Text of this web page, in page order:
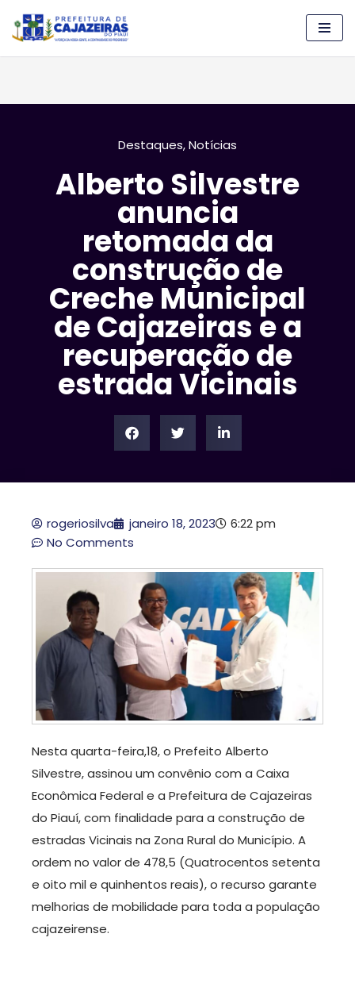
Pular
para
Destaques,Notícias
Alberto Silvestre
anuncia
retomada da
construção de
Creche Municipal
de Cajazeiras e a
recuperação de
estrada Vicinais
rogeriosilva janeiro 18, 2023
6:22 pm
No Comments
Nesta quarta-feira,18, o Prefeito Alberto
Silvestre, assinou um convênio com a Caixa
Econômica Federal e a Prefeitura de Cajazeiras
do Piauí, com finalidade para a construção de
estradas Vicinais na Zona Rural do Município. A
ordem no valor de 478,5 (Quatrocentos setenta
e oito mil e quinhentos reais), o recurso garante
melhorias de mobilidade para toda a população
cajazeirense.